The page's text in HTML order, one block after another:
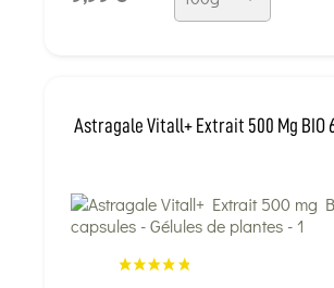
Astragale Vitall+ Extrait 500 Mg BIO